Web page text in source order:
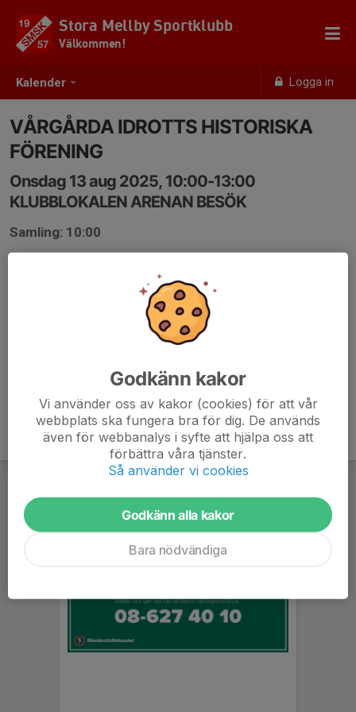
Kalender Logga in
Stora Mellby Sportklubb
Välkommen!
VÅRGÅRDA IDROTTS HISTORISKA
FÖRENING
Onsdag 13 aug 2025, 10:00-13:00
KLUBBLOKALEN ARENAN BESÖK
Samling: 10:00
Godkänn kakor
Vi använder oss av kakor (cookies) för att vår
webbplats ska fungera bra för dig. De används
även för webbanalys i syfte att hjälpa oss att
förbättra våra tjänster.
Så använder vi cookies
Godkänn alla kakor
Bara nödvändiga